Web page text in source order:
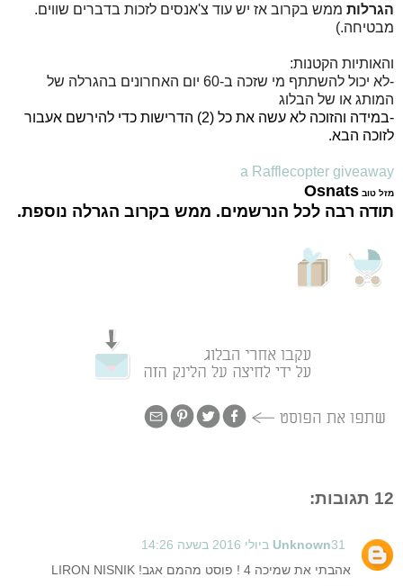
הגרלות ממש בקרוב אז יש עוד צ'אנסים לזכות בדברים שווים.
מבטיחה.)
והאותיות הקטנות:
-לא יכול להשתתף מי שזכה ב-60 יום האחרונים בהגרלה של
המותג או של הבלוג
-במידה והזוכה לא עשה את כל (2) הדרישות כדי להירשם אעבור
לזוכה הבא.
a Rafflecopter giveaway
מזל טוב Osnats
תודה רבה לכל הנרשמים. ממש בקרוב הגרלה נוספת.
12 תגובות:
Unknown31 ביולי 2016 בשעה 14:26
אהבתי את שמיכה 4 ! פוסט מהמם אגב! LIRON NISNIK